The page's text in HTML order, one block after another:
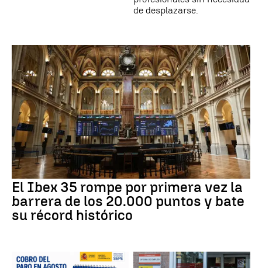
de desplazarse.
El Ibex 35 rompe por primera vez la
barrera de los 20.000 puntos y bate
su récord histórico